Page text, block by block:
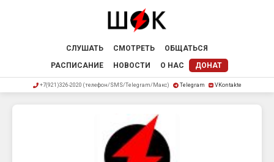
СЛУШАТЬ СМОТРЕТЬ
ОБЩАТЬСЯ
РАСПИСАНИЕ
НОВОСТИ О НАС ДОНАТ
+7(921)326-2020 (телефон/SMS/Telegram/Макс) Telegram VKontakte